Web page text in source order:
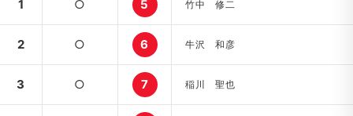
1 ○ 5 竹中 修二
2 ○ 6 牛沢 和彦
3 ○ 7 稲川 聖也